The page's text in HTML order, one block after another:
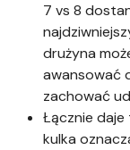
7 vs 8
drużyna
awansować
zachować
Łącznie daje
kulka